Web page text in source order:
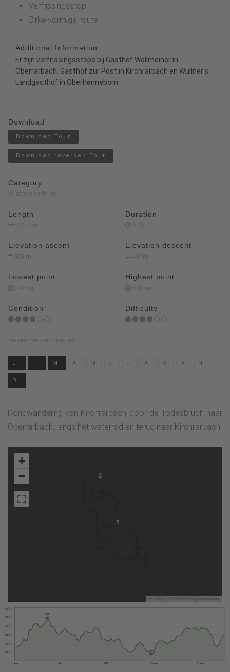
Verfrissingsstop
Cirkelvormige route
Additional Information
Er zijn verfrissingsstops bij Gasthof Wollmeiner in
Oberrarbach, Gasthof zur Post in Kirchrarbach en Wüllner's
Landgasthof in Oberhenneborn.
Download
Download Tour
Download reversed Tour
Category
Winterwandelen
Length
22.7 km
Duration
6:33 h
Elevation ascent
568 m
Elevation descent
497 m
Lowest point
392 m
Highest point
588 m
Condition Difficulty
Recommended seasons
J F M A M J J A S O N
D
Rondwandeling van Kirchrarbach door de Todesbruch naar
Oberrarbach, langs het waterrad en terug naar Kirchrarbach.
2
5
+
−
Leaflet OpenStreetMapcontributors
0 km 5 km 10 km 15 km 20 km
400 m
450 m
500 m
550 m
600 m
650 m
394
601